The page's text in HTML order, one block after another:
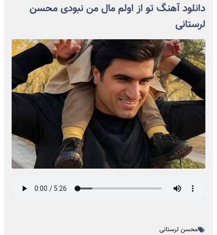
دانلود آهنگ تو از اولم مال من نبودی محسن
لرستانی
محسن لرستانی